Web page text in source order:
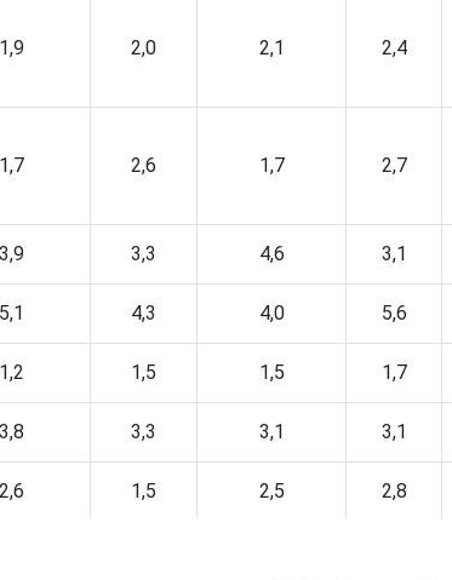
1,9 2,0 2,1 2,4
1,7 2,6 1,7 2,7
3,9 3,3 4,6 3,1
5,1 4,3 4,0 5,6
1,2 1,5 1,5 1,7
3,8 3,3 3,1 3,1
2,6 1,5 2,5 2,8